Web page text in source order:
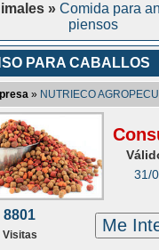
» Comida para
piensos
PARA CABALLOS
» NUTRIECO
31/
8801
Visitas Me